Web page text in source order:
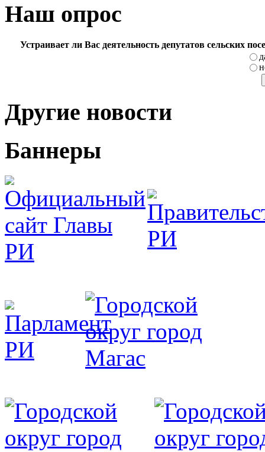
Наш опрос
Устраивает ли Вас деятельность депутатов сельских
Другие новости
Баннеры